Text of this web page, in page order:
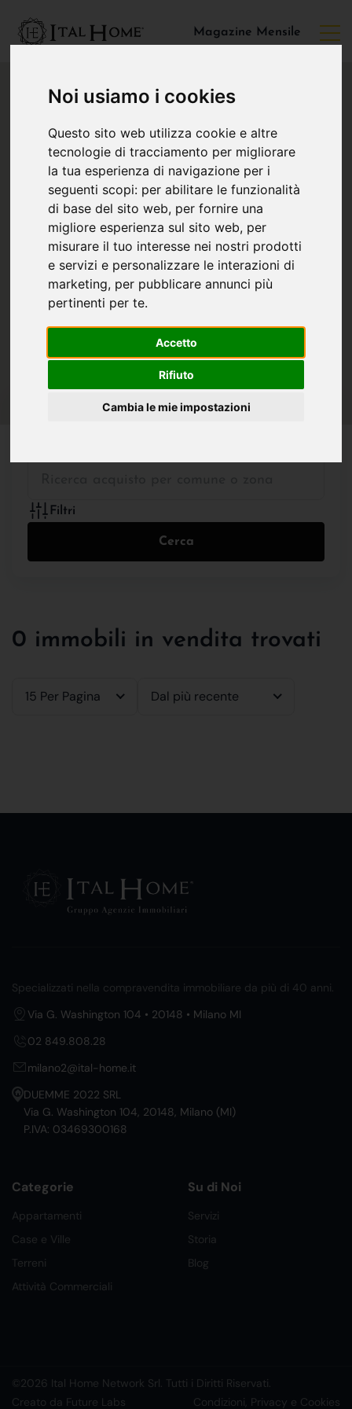
Noi usiamo i cookies
Questo sito web utilizza cookie e altre
tecnologie di tracciamento per migliorare
la tua esperienza di navigazione per i
seguenti scopi: per abilitare le funzionalità
di base del sito web, per fornire una
migliore esperienza sul sito web, per
misurare il tuo interesse nei nostri prodotti
e servizi e personalizzare le interazioni di
marketing, per pubblicare annunci più
pertinenti per te.
Accetto
Rifiuto
Cambia le mie impostazioni
Magazine Mensile
Filtri
Cerca
0 immobili in vendita trovati
15 Per Pagina Dal più recente
Specializzati nella compravendita immobiliare da più di 40 anni.
Via G. Washington 104 • 20148 • Milano MI
02 849.808.28
milano2@ital-home.it
DUEMME 2022 SRL
Via G. Washington 104, 20148, Milano (MI)
P.IVA: 03469300168
Categorie
Appartamenti
Case e Ville
Terreni
Attività Commerciali
Su di Noi
Servizi
Storia
Blog
©2026 Ital Home Network Srl. Tutti i Diritti Riservati.
Creato da Future Labs
Condizioni, Privacy e Cookies